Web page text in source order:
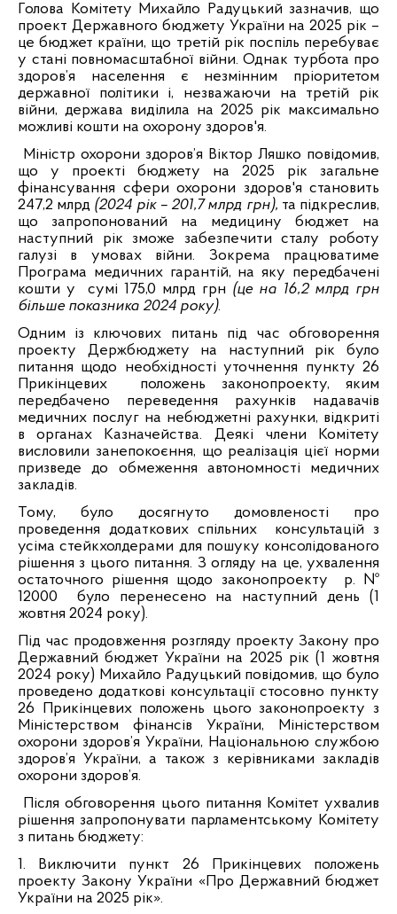
Голова Комітету Михайло Радуцький зазначив, що
проект Державного бюджету України на 2025 рік –
це бюджет країни, що третій рік поспіль перебуває
у стані повномасштабної війни. Однак турбота про
здоров’я населення є незмінним пріоритетом
державної політики і, незважаючи на третій рік
війни, держава виділила на 2025 рік максимально
можливі кошти на охорону здоров'я.
Міністр охорони здоров’я Віктор Ляшко повідомив,
що у проекті бюджету на 2025 рік загальне
фінансування сфери охорони здоров'я становить
247,2 млрд (2024 рік – 201,7 млрд грн), та підкреслив,
що запропонований на медицину бюджет на
наступний рік зможе забезпечити сталу роботу
галузі в умовах війни. Зокрема працюватиме
Програма медичних гарантій, на яку передбачені
кошти у
сумі 175,0 млрд грн (це на 16,2 млрд грн
більше показника 2024 року).
Одним із ключових питань під час обговорення
проекту Держбюджету на наступний рік було
питання щодо необхідності уточнення пункту 26
Прикінцевих
положень законопроекту, яким
передбачено переведення рахунків надавачів
медичних послуг на небюджетні рахунки, відкриті
в органах Казначейства. Деякі члени Комітету
висловили занепокоєння, що реалізація цієї норми
призведе до обмеження автономності медичних
закладів.
Тому, було досягнуто домовленості про
проведення додаткових спільних
консультацій з
усіма стейкхолдерами для пошуку консолідованого
рішення з цього питання. З огляду на це, ухвалення
остаточного рішення щодо законопроекту
р. №
12000
було перенесено на наступний день (1
жовтня 2024 року).
Під час продовження розгляду проекту Закону про
Державний бюджет України на 2025 рік (1 жовтня
2024 року) Михайло Радуцький повідомив, що було
проведено додаткові консультації стосовно пункту
26 Прикінцевих положень цього законопроекту з
Міністерством фінансів України, Міністерством
охорони здоров’я України, Національною службою
здоров’я України, а також з керівниками закладів
охорони здоров’я.
Після обговорення цього питання Комітет ухвалив
рішення запропонувати парламентському Комітету
з питань бюджету:
1. Виключити пункт 26 Прикінцевих положень
проекту Закону України «Про Державний бюджет
України на 2025 рік».